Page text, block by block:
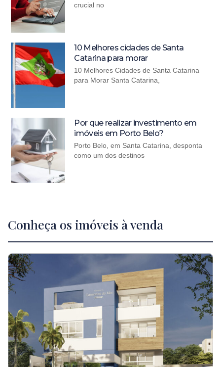
crucial no
10 Melhores cidades de Santa
Catarina para morar
10 Melhores Cidades de Santa Catarina
para Morar Santa Catarina,
Por que realizar investimento em
imóveis em Porto Belo?
Porto Belo, em Santa Catarina, desponta
como um dos destinos
Conheça os imóveis à venda